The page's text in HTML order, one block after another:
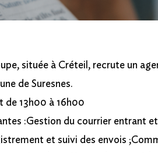
située à Créteil, recrute un
de Suresnes.
de 13h00 à 16h00
:Gestion du courrier entrant
et suivi des envois